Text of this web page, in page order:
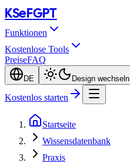
KSeFGPT
Funktionen
Kostenlose Tools
PreiseFAQ
DE Design wechseln
Kostenlos starten
Startseite
Wissensdatenbank
Praxis